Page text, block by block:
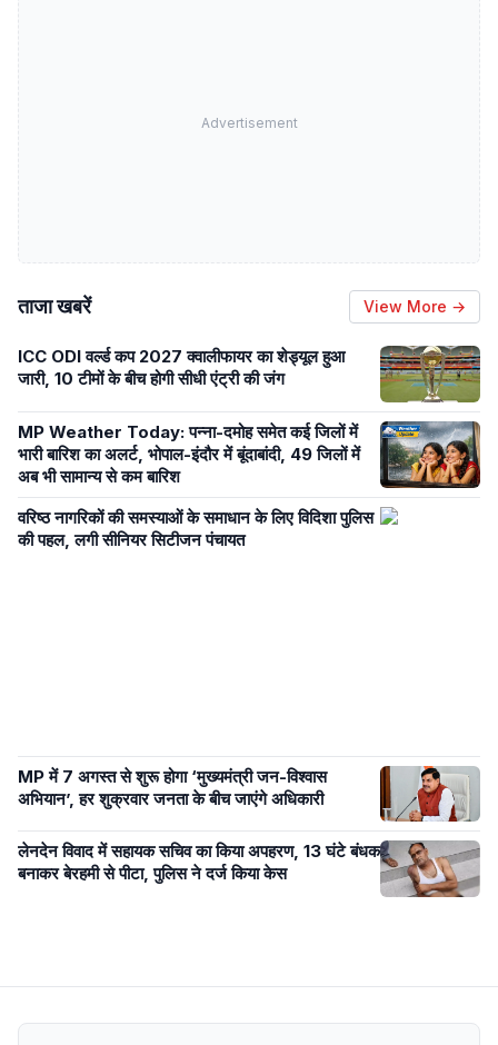
Advertisement
ताजा खबरें View More →
ICC ODI वर्ल्ड कप 2027 क्वालीफायर का शेड्यूल हुआ
जारी, 10 टीमों के बीच होगी सीधी एंट्री की जंग
MP Weather Today: पन्ना-दमोह समेत कई जिलों में
भारी बारिश का अलर्ट, भोपाल-इंदौर में बूंदाबांदी, 49 जिलों में
अब भी सामान्य से कम बारिश
वरिष्ठ नागरिकों की समस्याओं के समाधान के लिए विदिशा पुलिस
की पहल, लगी सीनियर सिटीजन पंचायत
MP में 7 अगस्त से शुरू होगा ‘मुख्यमंत्री जन-विश्वास
अभियान’, हर शुक्रवार जनता के बीच जाएंगे अधिकारी
लेनदेन विवाद में सहायक सचिव का किया अपहरण, 13 घंटे बंधक
बनाकर बेरहमी से पीटा, पुलिस ने दर्ज किया केस